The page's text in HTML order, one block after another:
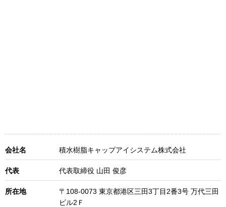
会社名 積水樹脂キャップアイシステム株式会社
代表 代表取締役 山田 俊彦
所在地
〒108-0073 東京都港区三田3丁目2番3号 万代三田
ビル2Ｆ